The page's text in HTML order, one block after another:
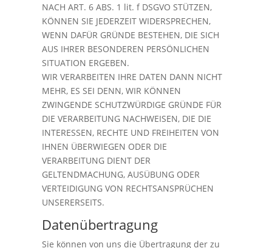
NACH ART. 6 ABS. 1 lit. f DSGVO STÜTZEN,
KÖNNEN SIE JEDERZEIT WIDERSPRECHEN,
WENN DAFÜR GRÜNDE BESTEHEN, DIE SICH
AUS IHRER BESONDEREN PERSÖNLICHEN
SITUATION ERGEBEN.
WIR VERARBEITEN IHRE DATEN DANN NICHT
MEHR, ES SEI DENN, WIR KÖNNEN
ZWINGENDE SCHUTZWÜRDIGE GRÜNDE FÜR
DIE VERARBEITUNG NACHWEISEN, DIE DIE
INTERESSEN, RECHTE UND FREIHEITEN VON
IHNEN ÜBERWIEGEN ODER DIE
VERARBEITUNG DIENT DER
GELTENDMACHUNG, AUSÜBUNG ODER
VERTEIDIGUNG VON RECHTSANSPRÜCHEN
UNSERERSEITS.
Datenübertragung
Sie können von uns die Übertragung der zu